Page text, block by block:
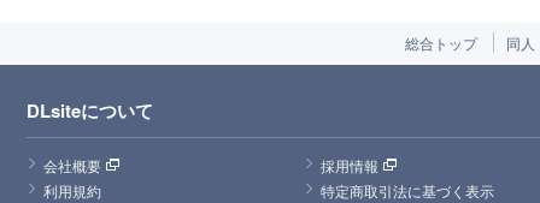
総合トップ 同人
DLsiteについて
会社概要
採用情報
利用規約
特定商取引法に基づく表示